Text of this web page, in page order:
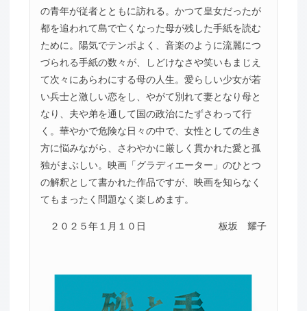
の青年が従者とともに訪れる。かつて皇女だったが
都を追われて島で亡くなった母が残した手紙を読む
ために。陽気でテンポよく、音楽のように流麗につ
づられる手紙の数々が、しどけなさや笑いもまじえ
て次々にあらわにする母の人生。愛らしい少女が若
い兵士と激しい恋をし、やがて別れて妻となり母と
なり、夫や弟を通して国の政治にたずさわって行
く。華やかで危険な日々の中で、女性としての生き
方に悩みながら、さわやかに厳しく貫かれた愛と孤
独がまぶしい。映画「グラディエーター」のひとつ
の解釈として書かれた作品ですが、映画を知らなく
てもまったく問題なく楽しめます。
２０２５年１月１０日 板坂 耀子